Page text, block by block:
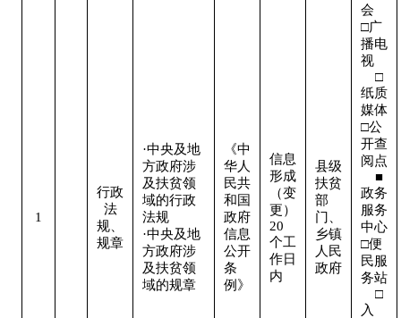
1
行政
法
规、
规章
·中央及地
方政府涉
及扶贫领
域的行政
法规
·中央及地
方政府涉
及扶贫领
域的规章
《中
华人
民共
和国
政府
信息
公开
条
例》
信息
形成
（变
更）
20
个工
作日
内
县级
扶贫
部
门、
乡镇
人民
政府
会
□广
播电
视
□
纸质
媒体
□公
开查
阅点
■
政务
服务
中心
□便
民服
务站
□
入